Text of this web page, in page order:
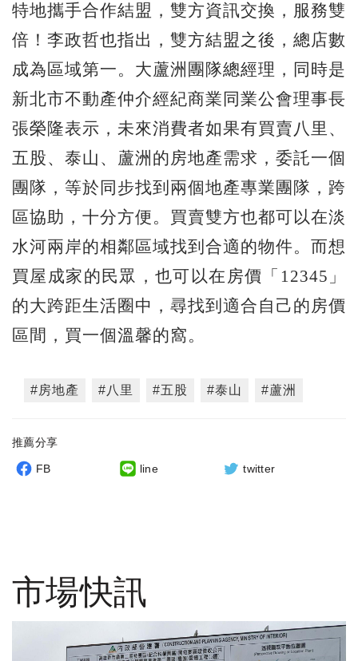
特地攜手合作結盟，雙方資訊交換，服務雙
倍！李政哲也指出，雙方結盟之後，總店數
成為區域第一。大蘆洲團隊總經理，同時是
新北市不動產仲介經紀商業同業公會理事長
張榮隆表示，未來消費者如果有買賣八里、
五股、泰山、蘆洲的房地產需求，委託一個
團隊，等於同步找到兩個地產專業團隊，跨
區協助，十分方便。買賣雙方也都可以在淡
水河兩岸的相鄰區域找到合適的物件。而想
買屋成家的民眾，也可以在房價「12345」
的大跨距生活圈中，尋找到適合自己的房價
區間，買一個溫馨的窩。
#房地產 #八里 #五股 #泰山 #蘆洲
推薦分享
FB line twitter
市場快訊